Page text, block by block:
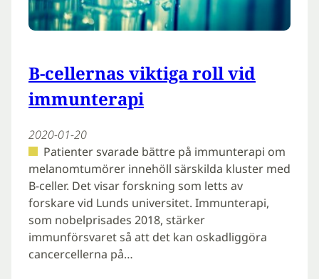
B-cellernas viktiga roll vid
immunterapi
2020-01-20
Patienter svarade bättre på immunterapi om
melanomtumörer innehöll särskilda kluster med
B-celler. Det visar forskning som letts av
forskare vid Lunds universitet. Immunterapi,
som nobelprisades 2018, stärker
immunförsvaret så att det kan oskadliggöra
cancercellerna på…